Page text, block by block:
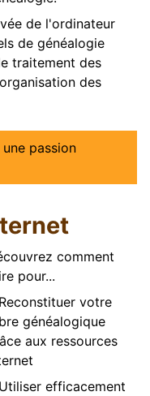
de l'ordinateur
de généalogie
traitement des
des
passion
comment
pour...
votre
généalogique
aux ressources
efficacement